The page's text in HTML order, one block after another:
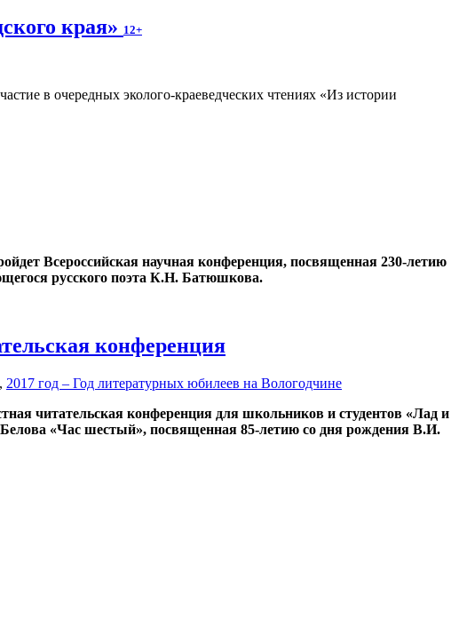
края» 12+
в очередных эколого-краеведческих чтениях «Из истории
Всероссийская научная конференция, посвященная 230-летию
русского поэта К.Н. Батюшкова.
конференция
, 2017 год – Год литературных юбилеев на Вологодчине
читательская конференция для школьников и студентов «Лад и
«Час шестый», посвященная 85-летию со дня рождения В.И.